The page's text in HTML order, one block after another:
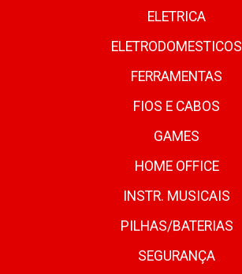
ELETRICA
ELETRODOMESTICOS
FERRAMENTAS
FIOS E CABOS
GAMES
HOME OFFICE
INSTR. MUSICAIS
PILHAS/BATERIAS
SEGURANÇA